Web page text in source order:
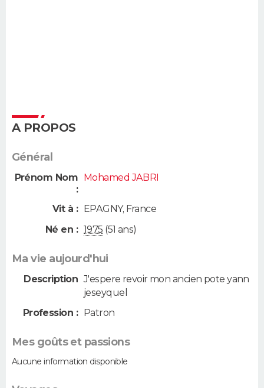
A PROPOS
Général
Prénom Nom
:
Mohamed JABRI
Vit à : EPAGNY, France
Né en : 1975 (51 ans)
Ma vie aujourd'hui
Description J'espere revoir mon ancien pote yann
jeseyquel
Profession : Patron
Mes goûts et passions
Aucune information disponible